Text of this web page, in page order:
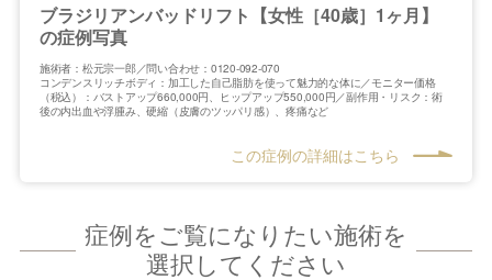
ブラジリアンバッドリフト【女性［40歳］1ヶ月】
の症例写真
施術者：松元宗一郎／問い合わせ：0120-092-070
コンデンスリッチボディ：加工した自己脂肪を使って魅力的な体に／モニター価格
（税込）：バストアップ660,000円、ヒップアップ550,000円／副作用・リスク：術
後の内出血や浮腫み、硬縮（皮膚のツッパリ感）、疼痛など
この症例の詳細はこちら
症例をご覧になりたい施術を
選択してください